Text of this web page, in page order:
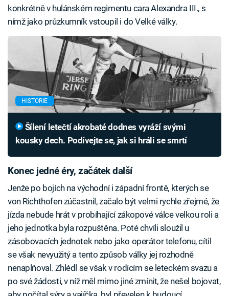
konkrétně v hulánském regimentu cara Alexandra III., s
nímž jako průzkumník vstoupil i do Velké války.
HISTORIE
kousky dech. Podívejte se, jak si hráli se smrtí
Konec jedné éry, začátek další
Jenže po bojích na východní i západní frontě, kterých se
von Richthofen zúčastnil, začalo být velmi rychle zřejmé, že
jízda nebude hrát v probíhající zákopové válce velkou roli a
jeho jednotka byla rozpuštěna. Poté chvíli sloužil u
zásobovacích jednotek nebo jako operátor telefonu, cítil
se však nevyužitý a tento způsob války jej rozhodně
nenaplňoval. Zhlédl se však v rodícím se leteckém svazu a
po své žádosti, v níž měl mimo jiné zmínit, že nešel bojovat,